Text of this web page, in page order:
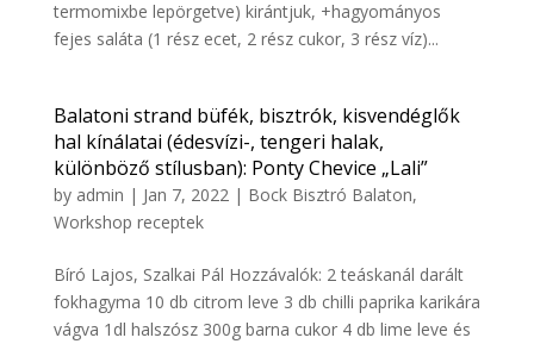
termomixbe lepörgetve) kirántjuk, +hagyományos
fejes saláta (1 rész ecet, 2 rész cukor, 3 rész víz)...
Balatoni strand büfék, bisztrók, kisvendéglők
hal kínálatai (édesvízi-, tengeri halak,
különböző stílusban): Ponty Chevice „Lali”
by admin | Jan 7, 2022| Bock Bisztró Balaton,
Workshop receptek
Bíró Lajos, Szalkai Pál Hozzávalók: 2 teáskanál darált
fokhagyma 10 db citrom leve 3 db chilli paprika karikára
vágva 1dl halszósz 300g barna cukor 4 db lime leve és